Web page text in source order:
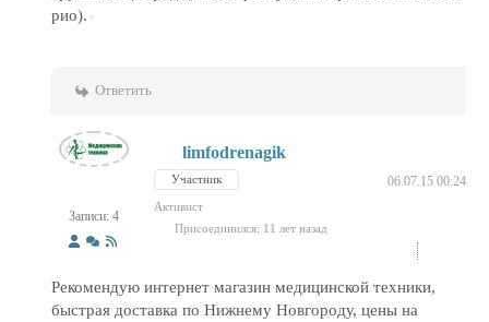
рио).
Ответить
Записи: 4
limfodrenagik
Участник 06.07.15 00:24
Активист
Присоединился: 11 лет назад
Рекомендую интернет магазин медицинской техники,
быстрая доставка по Нижнему Новгороду, цены на